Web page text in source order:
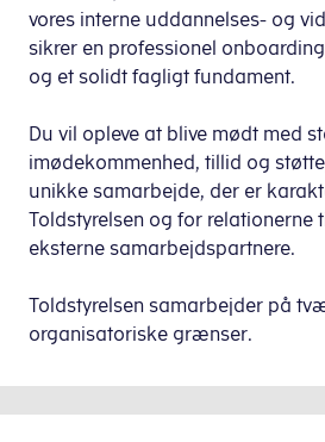
vores interne uddannelses- og
sikrer en professionel
og et solidt fagligt fundament.
Du vil opleve at blive mødt med
imødekommenhed, tillid og
unikke samarbejde, der er
Toldstyrelsen og for relationerne
eksterne samarbejdspartnere.
Toldstyrelsen samarbejder på
organisatoriske grænser.